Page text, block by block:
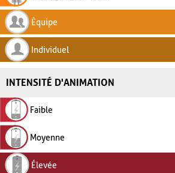
Équipe
Individuel
INTENSITÉ D'ANIMATION
Faible
Moyenne
Élevée